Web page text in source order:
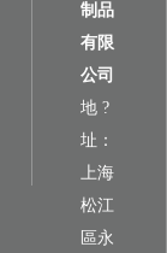
制品
有限
公司
地 ?
址：
上海
松江
區永